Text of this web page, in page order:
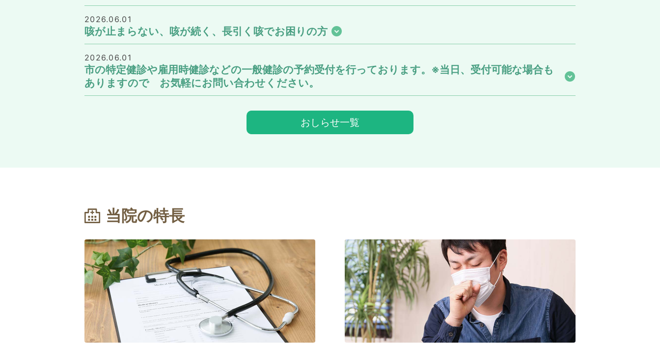
2026.06.01
咳が止まらない、咳が続く、長引く咳でお困りの方
2026.06.01
市の特定健診や雇用時健診などの一般健診の予約受付を行っております。※当日、受付可能な場合も
ありますので お気軽にお問い合わせください。
おしらせ一覧
当院の特長